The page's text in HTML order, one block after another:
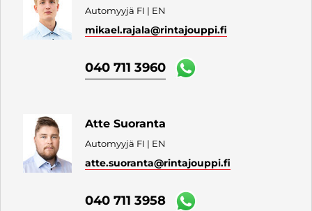
Automyyjä FI | EN
mikael.rajala@rintajouppi.fi
040 711 3960
Atte Suoranta
Automyyjä FI | EN
atte.suoranta@rintajouppi.fi
040 711 3958